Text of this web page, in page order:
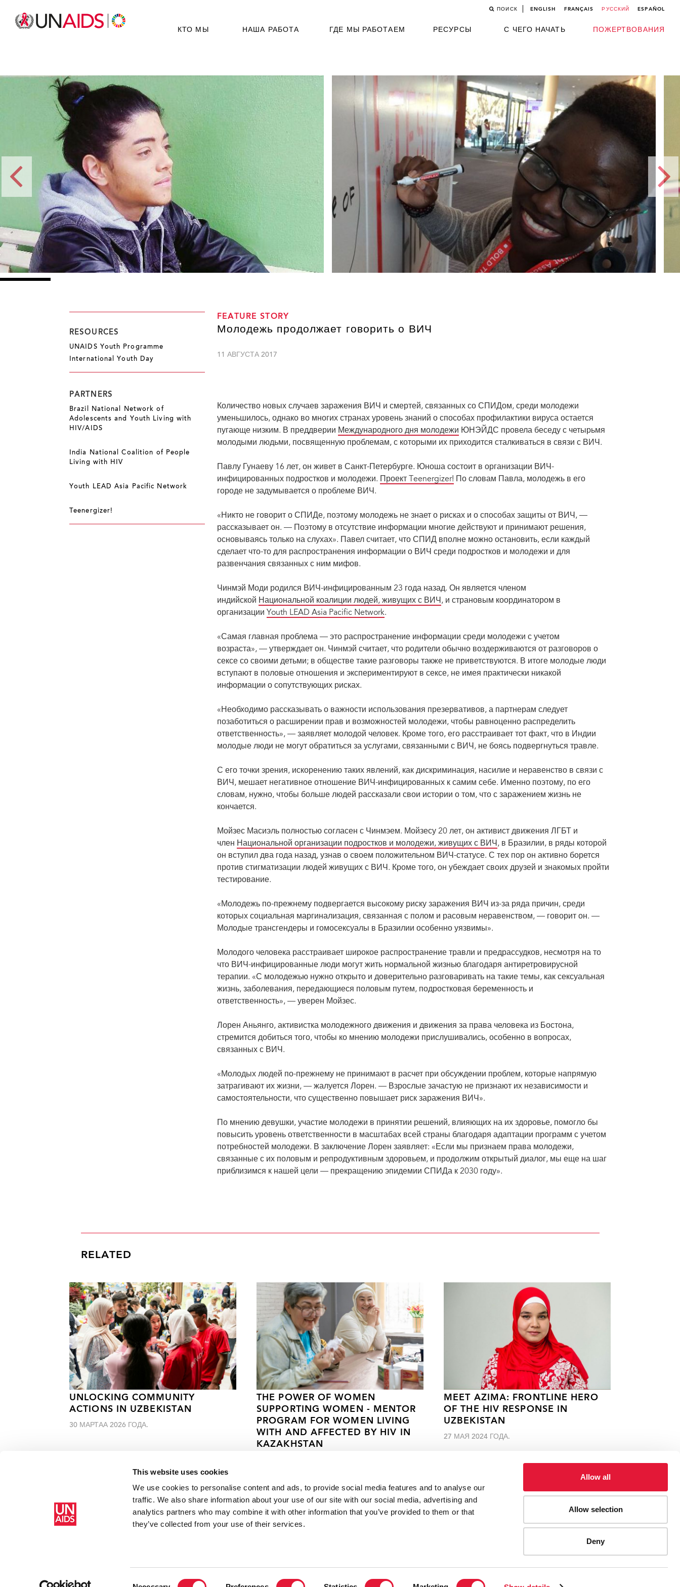
This website uses cookies
We use cookies to personalise content and ads, to provide social media features and to analyse our
traffic. We also share information about your use of our site with our social media, advertising and
analytics partners who may combine it with other information that you’ve provided to them or that
they’ve collected from your use of their services.
Allow all
Allow selection
Deny
ПОИСК ENGLISH FRANÇAIS РУССКИЙ ESPAÑOL
КТО МЫ НАША РАБОТА ГДЕ МЫ РАБОТАЕМ РЕСУРСЫ С ЧЕГО НАЧАТЬ ПОЖЕРТВОВАНИЯ
FEATURE STORY
Молодежь продолжает говорить о ВИЧ
11 АВГУСТА 2017
Количество новых случаев заражения ВИЧ и смертей, связанных со СПИДом, среди молодежи
уменьшилось, однако во многих странах уровень знаний о способах профилактики вируса остается
пугающе низким. В преддверии Международного дня молодежи ЮНЭЙДС провела беседу с четырьмя
молодыми людьми, посвященную проблемам, с которыми их приходится сталкиваться в связи с ВИЧ.
Павлу Гунаеву 16 лет, он живет в Санкт-Петербурге. Юноша состоит в организации ВИЧ-
инфицированных подростков и молодежи.
Проект Teenergizer! По словам Павла, молодежь в его
городе не задумывается о проблеме ВИЧ.
«Никто не говорит о СПИДе, поэтому молодежь не знает о рисках и о способах защиты от ВИЧ, —
рассказывает он. — Поэтому в отсутствие информации многие действуют и принимают решения,
основываясь только на слухах». Павел считает, что СПИД вполне можно остановить, если каждый
сделает что-то для распространения информации о ВИЧ среди подростков и молодежи и для
развенчания связанных с ним мифов.
Чинмэй Моди родился ВИЧ-инфицированным 23 года назад. Он является членом
индийской Национальной коалиции людей, живущих с ВИЧ , и страновым координатором в
организации Youth LEAD Asia Pacific Network.
«Самая главная проблема — это распространение информации среди молодежи с учетом
возраста», — утверждает он. Чинмэй считает, что родители обычно воздерживаются от разговоров о
сексе со своими детьми; в обществе такие разговоры также не приветствуются. В итоге молодые люди
вступают в половые отношения и экспериментируют в сексе, не имея практически никакой
информации о сопутствующих рисках.
«Необходимо рассказывать о важности использования презервативов, а партнерам следует
позаботиться о расширении прав и возможностей молодежи, чтобы равноценно распределить
ответственность», — заявляет молодой человек. Кроме того, его расстраивает тот факт, что в Индии
молодые люди не могут обратиться за услугами, связанными с ВИЧ, не боясь подвергнуться травле.
С его точки зрения, искоренению таких явлений, как дискриминация, насилие и неравенство в связи с
ВИЧ, мешает негативное отношение ВИЧ-инфицированных к самим себе. Именно поэтому, по его
словам, нужно, чтобы больше людей рассказали свои истории о том, что с заражением жизнь не
кончается.
Мойзес Масиэль полностью согласен с Чинмэем. Мойзесу 20 лет, он активист движения ЛГБТ и
член Национальной организации подростков и молодежи, живущих с ВИЧ , в Бразилии, в ряды которой
он вступил два года назад, узнав о своем положительном ВИЧ-статусе. С тех пор он активно борется
против стигматизации людей живущих с ВИЧ. Кроме того, он убеждает своих друзей и знакомых пройти
тестирование.
«Молодежь по-прежнему подвергается высокому риску заражения ВИЧ из-за ряда причин, среди
которых социальная маргинализация, связанная с полом и расовым неравенством, — говорит он. —
Молодые трансгендеры и гомосексуалы в Бразилии особенно уязвимы».
Молодого человека расстраивает широкое распространение травли и предрассудков, несмотря на то
что ВИЧ-инфицированные люди могут жить нормальной жизнью благодаря антиретровирусной
терапии. «С молодежью нужно открыто и доверительно разговаривать на такие темы, как сексуальная
жизнь, заболевания, передающиеся половым путем, подростковая беременность и
ответственность», — уверен Мойзес.
Лорен Аньянго, активистка молодежного движения и движения за права человека из Бостона,
стремится добиться того, чтобы ко мнению молодежи прислушивались, особенно в вопросах,
связанных с ВИЧ.
«Молодых людей по-прежнему не принимают в расчет при обсуждении проблем, которые напрямую
затрагивают их жизни, — жалуется Лорен. — Взрослые зачастую не признают их независимости и
самостоятельности, что существенно повышает риск заражения ВИЧ».
По мнению девушки, участие молодежи в принятии решений, влияющих на их здоровье, помогло бы
повысить уровень ответственности в масштабах всей страны благодаря адаптации программ с учетом
потребностей молодежи. В заключение Лорен заявляет: «Если мы признаем права молодежи,
связанные с их половым и репродуктивным здоровьем, и продолжим открытый диалог, мы еще на шаг
приблизимся к нашей цели — прекращению эпидемии СПИДа к 2030 году».
RESOURCES
UNAIDS Youth Programme
International Youth Day
PARTNERS
Brazil National Network of
Adolescents and Youth Living with
HIV/AIDS
India National Coalition of People
Living with HIV
Youth LEAD Asia Pacific Network
Teenergizer!
RELATED
UNLOCKING COMMUNITY
ACTIONS IN UZBEKISTAN
30 МАРТАА 2026 ГОДА.
THE POWER OF WOMEN
SUPPORTING WOMEN - MENTOR
PROGRAM FOR WOMEN LIVING
WITH AND AFFECTED BY HIV IN
KAZAKHSTAN
MEET AZIMA: FRONTLINE HERO
OF THE HIV RESPONSE IN
UZBEKISTAN
27 МАЯ 2024 ГОДА.
Ресурсы Молодежь продолжает говорить о ВИЧ